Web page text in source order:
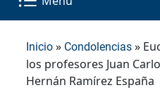
Inicio » Condolencias »
los profesores Juan
Hernán Ramírez España